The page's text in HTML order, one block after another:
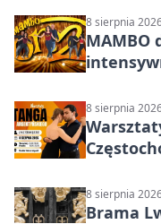
8 sierpnia
MAMBO
8 sierpnia
8 sierpnia
Brama